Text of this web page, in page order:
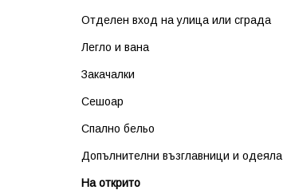
Отделен вход на улица или сграда
Легло и вана
Закачалки
Сешоар
Спално бельо
Допълнителни възглавници и одеяла
На открито